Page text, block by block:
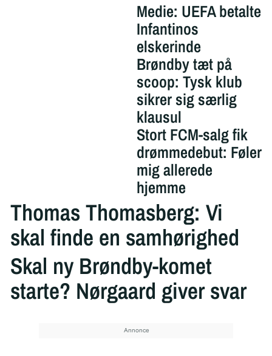
Medie: UEFA betalte
Infantinos
elskerinde
Brøndby tæt på
scoop: Tysk klub
sikrer sig særlig
klausul
Stort FCM-salg fik
drømmedebut: Føler
mig allerede
hjemme
Thomas Thomasberg: Vi
skal finde en samhørighed
Skal ny Brøndby-komet
starte? Nørgaard giver svar